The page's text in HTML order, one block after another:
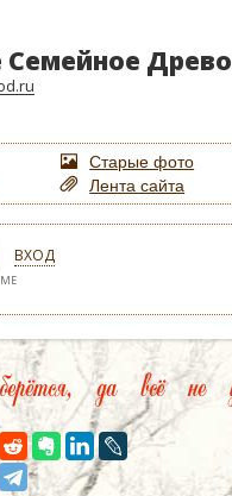
Древо
Старые фото
Лента сайта
ВХОД
да всё не